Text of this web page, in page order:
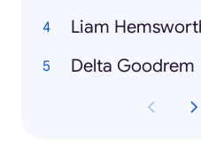
Liam
Delta Goodrem